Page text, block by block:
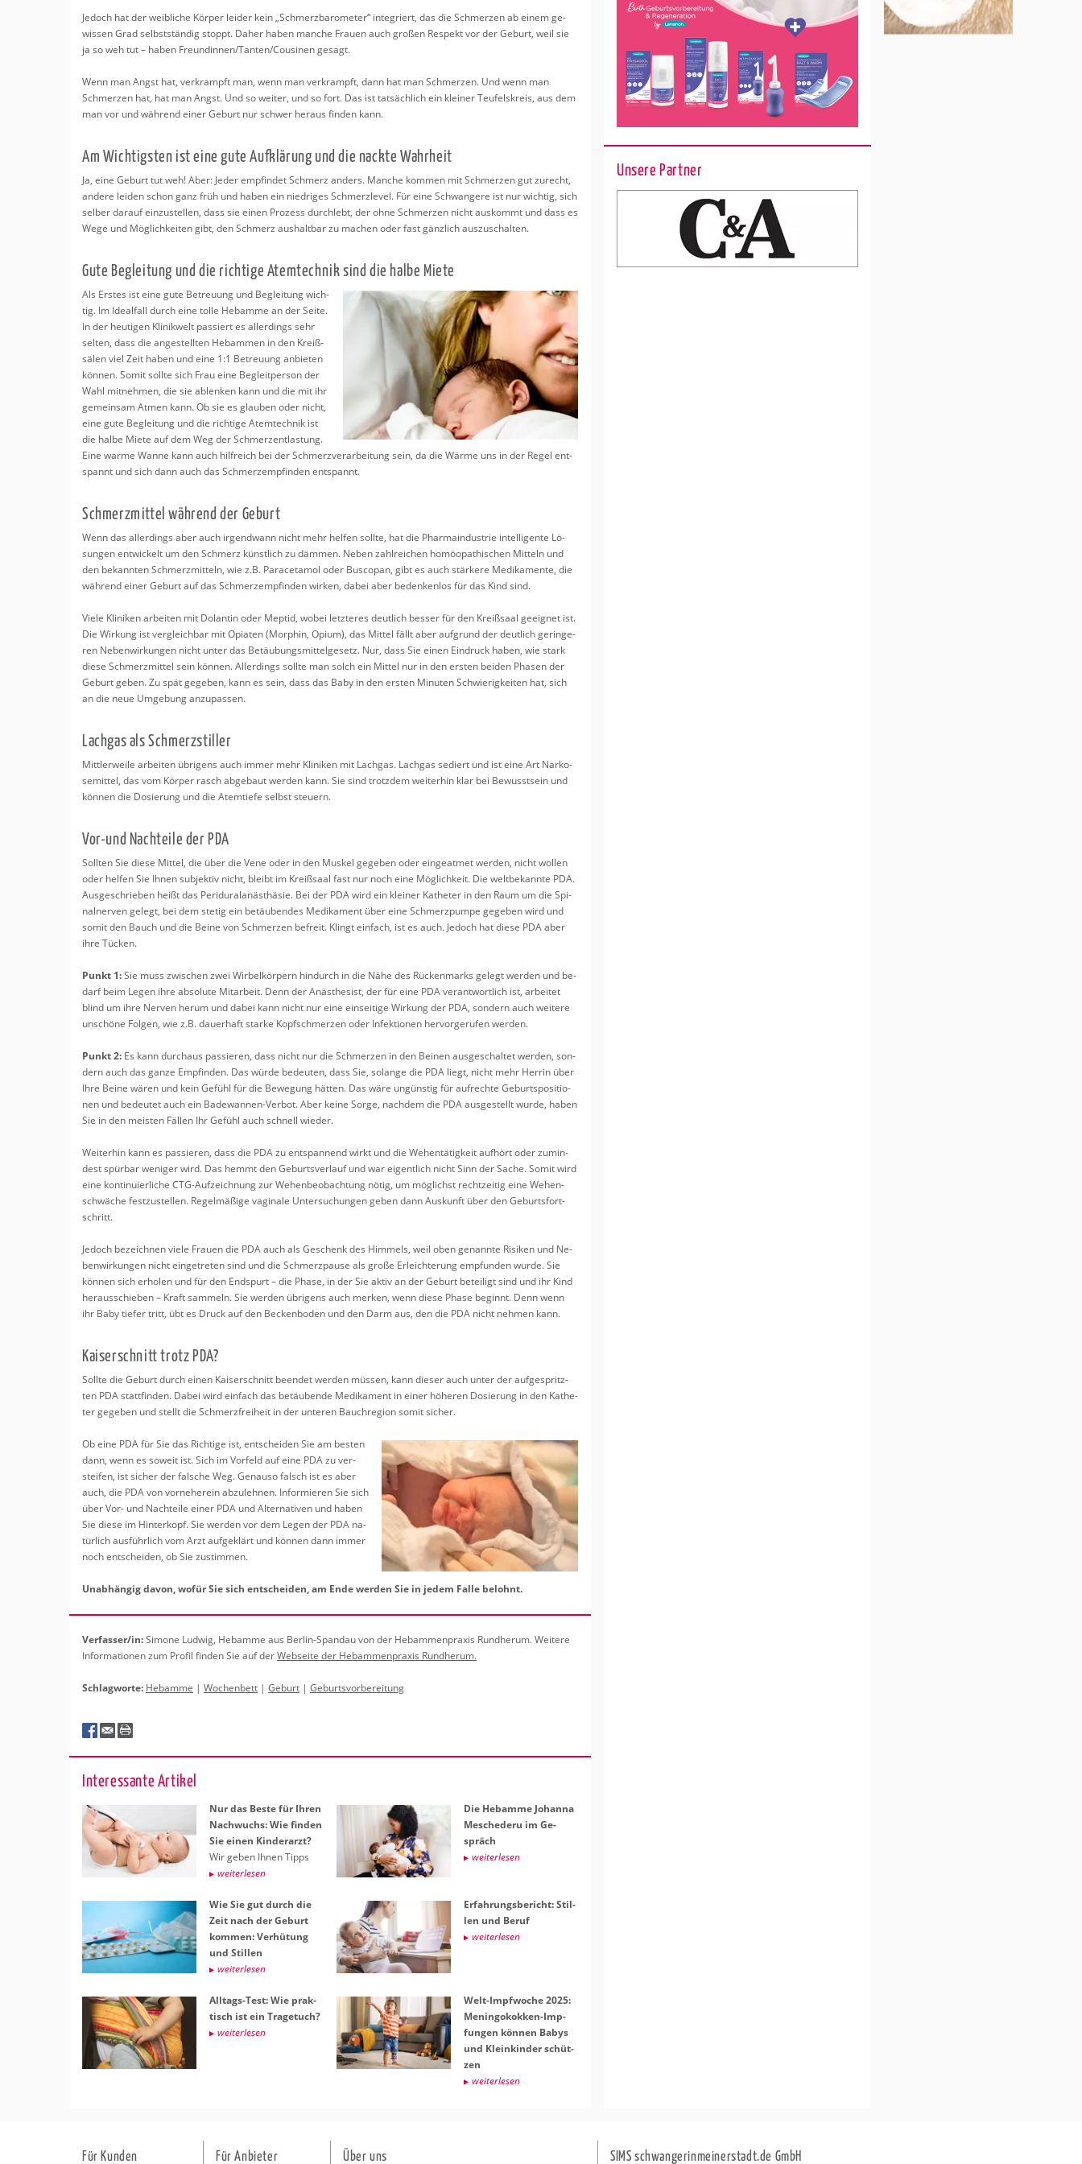
Je­doch hat der weib­li­che Kör­per lei­der kein „Schmerz­ba­ro­me­ter“ in­te­griert, das die Schmer­zen ab einem ge­
wis­sen Grad selbst­stän­dig stoppt. Daher haben man­che Frau­en auch gro­ßen Re­spekt vor der Ge­burt, weil sie
ja so weh tut – haben Freun­din­nen/Tan­ten/Cou­si­nen ge­sagt.
Wenn man Angst hat, ver­krampft man, wenn man ver­krampft, dann hat man Schmer­zen. Und wenn man
Schmer­zen hat, hat man Angst. Und so wei­ter, und so fort. Das ist tat­säch­lich ein klei­ner Teu­fels­kreis, aus dem
man vor und wäh­rend einer Ge­burt nur schwer her­aus fin­den kann.
Am Wich­tigs­ten ist eine gute Auf­klä­rung und die nack­te Wahr­heit
Ja, eine Ge­burt tut weh! Aber: Jeder emp­fin­det Schmerz an­ders. Man­che kom­men mit Schmer­zen gut zu­recht,
an­de­re lei­den schon ganz früh und haben ein nied­ri­ges Schmerz­le­vel. Für eine Schwan­ge­re ist nur wich­tig, sich
sel­ber dar­auf ein­zu­stel­len, dass sie einen Pro­zess durch­lebt, der ohne Schmer­zen nicht aus­kommt und dass es
Wege und Mög­lich­kei­ten gibt, den Schmerz aus­halt­bar zu ma­chen oder fast gänz­lich aus­zu­schal­ten.
Gute Be­glei­tung und die rich­ti­ge Atem­tech­nik sind die halbe Miete
Als Ers­tes ist eine gute Be­treu­ung und Be­glei­tung wich­
tig. Im Ide­al­fall durch eine tolle Heb­am­me an der Seite.
In der heu­ti­gen Kli­nik­welt pas­siert es al­ler­dings sehr
sel­ten, dass die an­ge­stell­ten Heb­am­men in den Kreiß­
sä­len viel Zeit haben und eine 1:1 Be­treu­ung an­bie­ten
kön­nen. Somit soll­te sich Frau eine Be­gleit­per­son der
Wahl mit­neh­men, die sie ab­len­ken kann und die mit ihr
ge­mein­sam Atmen kann. Ob sie es glau­ben oder nicht,
eine gute Be­glei­tung und die rich­ti­ge Atem­tech­nik ist
die halbe Miete auf dem Weg der Schmer­z­ent­las­tung.
Eine warme Wanne kann auch hilf­reich bei der Schmerz­ver­ar­bei­tung sein, da die Wärme uns in der Regel ent­
spannt und sich dann auch das Schmerz­emp­fin­den ent­spannt.
Schmerz­mit­tel wäh­rend der Ge­burt
Wenn das al­ler­dings aber auch ir­gend­wann nicht mehr hel­fen soll­te, hat die Phar­ma­in­dus­trie in­tel­li­gen­te Lö­
sun­gen ent­wi­ckelt um den Schmerz künst­lich zu däm­men. Neben zahl­rei­chen ho­möo­pa­thi­schen Mit­teln und
den be­kann­ten Schmerz­mit­teln, wie z.B. Par­acet­amol oder Bu­sco­pan, gibt es auch stär­ke­re Me­di­ka­men­te, die
wäh­rend einer Ge­burt auf das Schmerz­emp­fin­den wir­ken, dabei aber be­den­ken­los für das Kind sind.
Viele Kli­ni­ken ar­bei­ten mit Do­lan­tin oder Mep­tid, wobei letz­te­res deut­lich bes­ser für den Kreiß­saal ge­eig­net ist.
Die Wir­kung ist ver­gleich­bar mit Opi­aten (Mor­phin, Opium), das Mit­tel fällt aber auf­grund der deut­lich ge­rin­ge­
ren Ne­ben­wir­kun­gen nicht unter das Be­täu­bungs­mit­tel­ge­setz. Nur, dass Sie einen Ein­druck haben, wie stark
diese Schmerz­mit­tel sein kön­nen. Al­ler­dings soll­te man solch ein Mit­tel nur in den ers­ten bei­den Pha­sen der
Ge­burt geben. Zu spät ge­ge­ben, kann es sein, dass das Baby in den ers­ten Mi­nu­ten Schwie­rig­kei­ten hat, sich
an die neue Um­ge­bung an­zu­pas­sen.
Lach­gas als Schmerz­stil­ler
Mitt­ler­wei­le ar­bei­ten üb­ri­gens auch immer mehr Kli­ni­ken mit Lach­gas. Lach­gas se­diert und ist eine Art Nar­ko­
se­mit­tel, das vom Kör­per rasch ab­ge­baut wer­den kann. Sie sind trotz­dem wei­ter­hin klar bei Be­wusst­sein und
kön­nen die Do­sie­rung und die Atem­tie­fe selbst steu­ern.
Vor-und Nach­tei­le der PDA
Soll­ten Sie diese Mit­tel, die über die Vene oder in den Mus­kel ge­ge­ben oder ein­ge­at­met wer­den, nicht wol­len
oder hel­fen Sie Ihnen sub­jek­tiv nicht, bleibt im Kreiß­saal fast nur noch eine Mög­lich­keit. Die welt­be­kann­te PDA.
Aus­ge­schrie­ben heißt das Pe­ri­du­ral­an­äst­hä­sie. Bei der PDA wird ein klei­ner Ka­the­ter in den Raum um die Spi­
nal­ner­ven ge­legt, bei dem ste­tig ein be­täu­ben­des Me­di­ka­ment über eine Schmerz­pum­pe ge­ge­ben wird und
somit den Bauch und die Beine von Schmer­zen be­freit. Klingt ein­fach, ist es auch. Je­doch hat diese PDA aber
ihre Tü­cken.
Punkt 1:Sie muss zwi­schen zwei Wir­bel­kör­pern hin­durch in die Nähe des Rü­cken­marks ge­legt wer­den und be­
darf beim Legen ihre ab­so­lu­te Mit­ar­beit. Denn der An­äs­the­sist, der für eine PDA ver­ant­wort­lich ist, ar­bei­tet
blind um ihre Ner­ven herum und dabei kann nicht nur eine ein­sei­ti­ge Wir­kung der PDA, son­dern auch wei­te­re
un­schö­ne Fol­gen, wie z.B. dau­er­haft star­ke Kopf­schmer­zen oder In­fek­tio­nen her­vor­ge­ru­fen wer­den.
Punkt 2: Es kann durch­aus pas­sie­ren, dass nicht nur die Schmer­zen in den Bei­nen aus­ge­schal­tet wer­den, son­
dern auch das ganze Emp­fin­den. Das würde be­deu­ten, dass Sie, so­lan­ge die PDA liegt, nicht mehr Her­rin über
Ihre Beine wären und kein Ge­fühl für die Be­we­gung hät­ten. Das wäre un­güns­tig für auf­rech­te Ge­burts­po­si­tio­
nen und be­deu­tet auch ein Ba­de­wan­nen-Ver­bot. Aber keine Sorge, nach­dem die PDA aus­ge­stellt wurde, haben
Sie in den meis­ten Fäl­len Ihr Ge­fühl auch schnell wie­der.
Wei­ter­hin kann es pas­sie­ren, dass die PDA zu ent­span­nend wirkt und die We­hen­tä­tig­keit auf­hört oder zu­min­
dest spür­bar we­ni­ger wird. Das hemmt den Ge­burts­ver­lauf und war ei­gent­lich nicht Sinn der Sache. Somit wird
eine kon­ti­nu­ier­li­che CTG-Auf­zeich­nung zur We­hen­be­ob­ach­tung nötig, um mög­lichst recht­zei­tig eine We­hen­
schwä­che fest­zu­stel­len. Re­gel­mä­ßi­ge va­gi­na­le Un­ter­su­chun­gen geben dann Aus­kunft über den Ge­burts­fort­
schritt.
Je­doch be­zeich­nen viele Frau­en die PDA auch als Ge­schenk des Him­mels, weil oben ge­nann­te Ri­si­ken und Ne­
ben­wir­kun­gen nicht ein­ge­tre­ten sind und die Schmerz­pau­se als große Er­leich­te­rung emp­fun­den wurde. Sie
kön­nen sich er­ho­len und für den End­spurt – die Phase, in der Sie aktiv an der Ge­burt be­tei­ligt sind und ihr Kind
her­aus­schie­ben – Kraft sam­meln. Sie wer­den üb­ri­gens auch mer­ken, wenn diese Phase be­ginnt. Denn wenn
ihr Baby tie­fer tritt, übt es Druck auf den Be­cken­bo­den und den Darm aus, den die PDA nicht neh­men kann.
Kai­ser­schnitt trotz PDA?
Soll­te die Ge­burt durch einen Kai­ser­schnitt be­en­det wer­den müs­sen, kann die­ser auch unter der auf­ge­spritz­
ten PDA statt­fin­den. Dabei wird ein­fach das be­täu­ben­de Me­di­ka­ment in einer hö­he­ren Do­sie­rung in den Ka­the­
ter ge­ge­ben und stellt die Schmerz­frei­heit in der un­te­ren Bauch­re­gi­on somit si­cher.
Ob eine PDA für Sie das Rich­ti­ge ist, ent­schei­den Sie am bes­ten
dann, wenn es so­weit ist. Sich im Vor­feld auf eine PDA zu ver­
stei­fen, ist si­cher der fal­sche Weg. Ge­nau­so falsch ist es aber
auch, die PDA von vor­ne­her­ein ab­zu­leh­nen. In­for­mie­ren Sie sich
über Vor- und Nach­tei­le einer PDA und Al­ter­na­ti­ven und haben
Sie diese im Hin­ter­kopf. Sie wer­den vor dem Legen der PDA na­
tür­lich aus­führ­lich vom Arzt auf­ge­klärt und kön­nen dann immer
noch ent­schei­den, ob Sie zu­stim­men.
Un­ab­hän­gig davon, wofür Sie sich ent­schei­den, am Ende wer­den Sie in jedem Falle be­lohnt.
Ver­fas­ser/in:Si­mo­ne Lud­wig, Heb­am­me aus Ber­lin-Span­dau von der Heb­am­men­pra­xis Rund­her­um. Wei­te­re
In­for­ma­tio­nen zum Pro­fil fin­den Sie auf derWeb­sei­te der Heb­am­men­pra­xis Rund­her­um.
Schlag­wor­te: Heb­am­me | Wo­chen­bett | Ge­burt | Ge­burts­vor­be­rei­tung
In­ter­es­san­te Ar­ti­kel
Nur das Beste für Ihren
Nach­wuchs: Wie fin­den
Sie einen Kin­der­arzt?
Wir geben Ihnen Tipps
wei­ter­le­sen
Die Heb­am­me Jo­han­na
Me­sche­de­ru im Ge­
spräch
wei­ter­le­sen
Wie Sie gut durch die
Zeit nach der Ge­burt
kom­men: Ver­hü­tung
und Stil­len
wei­ter­le­sen
Er­fah­rungs­be­richt: Stil­
len und Beruf
wei­ter­le­sen
All­tags-Test: Wie prak­
tisch ist ein Tra­ge­tuch?
wei­ter­le­sen
Welt-Impf­wo­che 2025:
Me­nin­go­kok­ken-Imp­
fun­gen kön­nen Babys
und Klein­kin­der schüt­
zen
wei­ter­le­sen
Unsere Partner
Für Kunden Für Anbieter Über uns SIMS schwangerinmeinerstadt.de GmbH